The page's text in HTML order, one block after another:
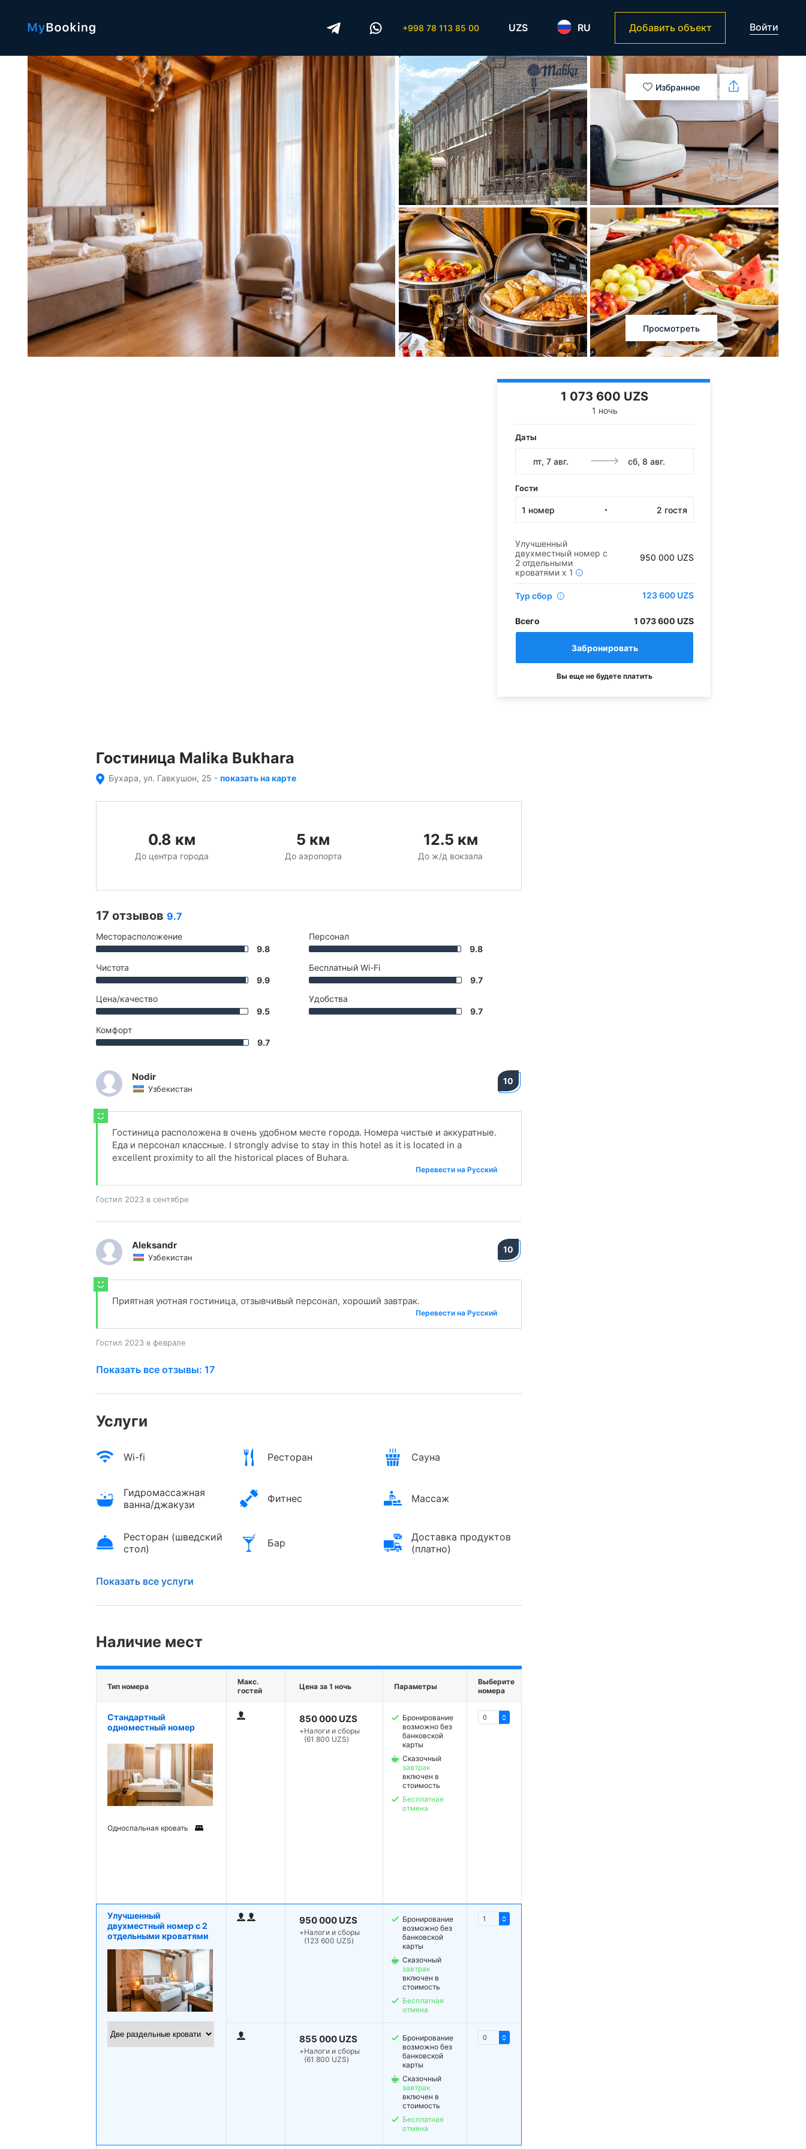
+998 78 113 85 00 UZS RU Добавить объект Войти
Избранное
Просмотреть
1 073 600 UZS
1 ночь
Даты
Гости
1 номер 2 гостя
Улучшенный
двухместный номер с
2 отдельными
кроватями x 1 i
950 000 UZS
Тур сбор i 123 600 UZS
Всего 1 073 600 UZS
Вы еще не будете платить
Гостиница Malika Bukhara
Бухара, ул. Гавкушон, 25 - показать на карте
0.8 км
До центра города
5 км
До аэропорта
12.5 км
До ж/д вокзала
17 отзывов 9.7
Месторасположение
9.8
Чистота
9.9
Цена/качество
9.5
Комфорт
9.7
Персонал
9.8
Бесплатный Wi-Fi
9.7
Удобства
9.7
Nodir
Узбекистан
10
Гостиница расположена в очень удобном месте города. Номера чистые и аккуратные.
Еда и персонал классные. I strongly advise to stay in this hotel as it is located in a
excellent proximity to all the historical places of Buhara.
Перевести на Русский
Гостил 2023 в сентябре
Aleksandr
Узбекистан
10
Приятная уютная гостиница, отзывчивый персонал, хороший завтрак.
Перевести на Русский
Гостил 2023 в феврале
Показать все отзывы: 17
Услуги
Wi-fi Ресторан Сауна
Гидромассажная
ванна/джакузи
Фитнес Массаж
Ресторан (шведский
стол)
Бар
Доставка продуктов
(платно)
Показать все услуги
Наличие мест
Тип номера
Макс.
гостей
Цена за 1 ночь Параметры
Выберите
номера
Стандартный
одноместный номер
Односпальная кровать
850 000 UZS
+Налоги и сборы
(61 800 UZS)
Бронирование
возможно без
банковской
карты
Сказочный
завтрак
включен в
стоимость
Бесплатная
отмена
Улучшенный
двухместный номер с 2
отдельными кроватями
950 000 UZS
+Налоги и сборы
(123 600 UZS)
855 000 UZS
+Налоги и сборы
(61 800 UZS)
Бронирование
возможно без
банковской
карты
Сказочный
завтрак
включен в
стоимость
Бесплатная
отмена
Бронирование
возможно без
банковской
карты
Сказочный
завтрак
включен в
стоимость
Бесплатная
отмена